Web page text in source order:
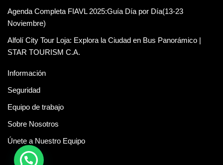
Agenda Completa FIAVL 2025:Guía Día por Día(13-23
Noviembre)
Alfolí City Tour Loja: Explora la Ciudad en Bus Panorámico |
STAR TOURISM C.A.
Información
Seguridad
Equipo de trabajo
Sobre Nosotros
Únete a Nuestro Equipo